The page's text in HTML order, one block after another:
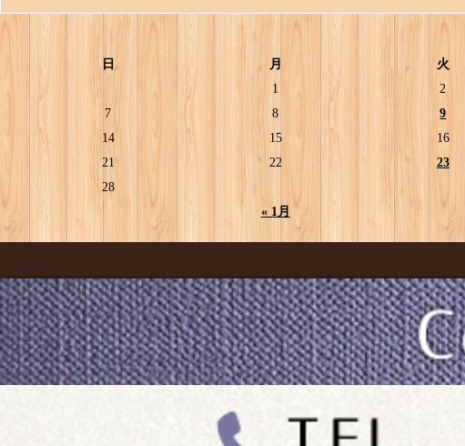
日 月 火
« 1月
1 2
7
8 9
14
15 16
21
22 23
28